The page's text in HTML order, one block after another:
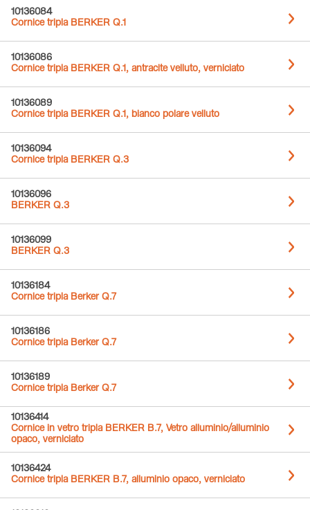
10136084
Cornice tripla BERKER Q.1
10136086
Cornice tripla BERKER Q.1, antracite velluto, verniciato
10136089
Cornice tripla BERKER Q.1, bianco polare velluto
10136094
Cornice tripla BERKER Q.3
10136096
BERKER Q.3
10136099
BERKER Q.3
10136184
Cornice tripla Berker Q.7
10136186
Cornice tripla Berker Q.7
10136189
Cornice tripla Berker Q.7
10136414
Cornice in vetro tripla BERKER B.7, Vetro alluminio/alluminio
opaco, verniciato
10136424
Cornice tripla BERKER B.7, alluminio opaco, verniciato